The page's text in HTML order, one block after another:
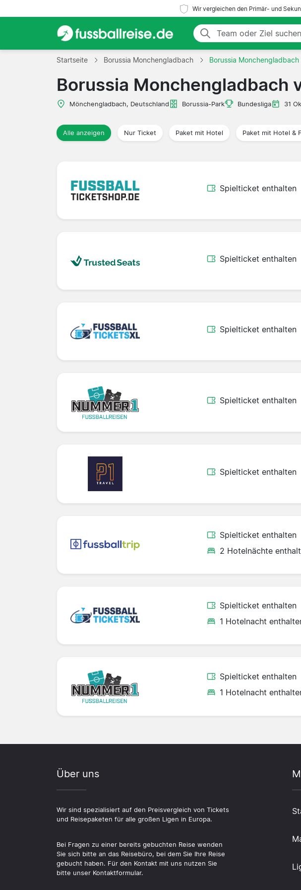
Wir vergleichen den Primär- und
Startseite Borussia Monchengladbach Borussia
Borussia Monchengladbach
Mönchengladbach, Deutschland Borussia-Park Bundesliga 31
Alle anzeigen Nur Ticket Paket mit Hotel Paket mit Hotel &
Spielticket enthalten
Spielticket enthalten
Spielticket enthalten
Spielticket enthalten
Spielticket enthalten
Spielticket enthalten
2 Hotelnächte
Spielticket enthalten
1 Hotelnacht
Spielticket enthalten
1 Hotelnacht
Über uns
Wir sind spezialisiert auf den Preisvergleich von Tickets
und Reisepaketen für alle großen Ligen in Europa.
Bei Fragen zu einer bereits gebuchten Reise wenden
Sie sich bitte an das Reisebüro, bei dem Sie Ihre Reise
gebucht haben. Für den Kontakt mit uns nutzen Sie
bitte unser Kontaktformular.